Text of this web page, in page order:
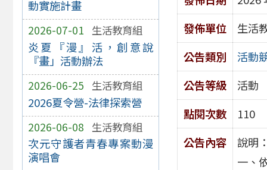
動實施計畫
2026-07-01 生活教育組
炎夏『漫』活，創意說
『畫」活動辦法
2026-06-25 生活教育組
2026夏令營-法律探索營
2026-06-08 生活教育組
次元守護者青春專案動漫
演唱會
發佈單位
生活
公告類別
活動
公告等級
活動
點閱次數
110
公告內容
說明
一、